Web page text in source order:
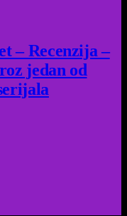
– Recenzija –
jedan od